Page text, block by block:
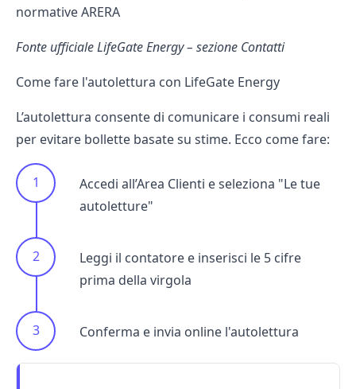
normative ARERA
Fonte ufficiale LifeGate Energy – sezione Contatti
Come fare l'autolettura con LifeGate Energy
L’autolettura consente di comunicare i consumi reali
per evitare bollette basate su stime. Ecco come fare:
Accedi all’Area Clienti e seleziona "Le tue
autoletture"
Leggi il contatore e inserisci le 5 cifre
prima della virgola
Conferma e invia online l'autolettura